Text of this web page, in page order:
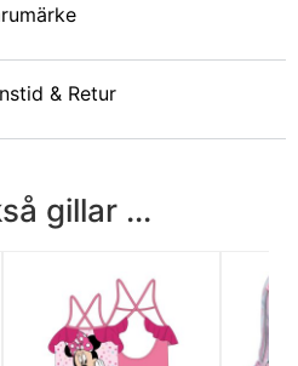
& Retur
gillar ...